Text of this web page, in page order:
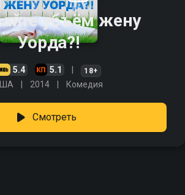
убъём жену
Уорда?!
5.4 5.1 18+
2014 Комедия
Смотреть